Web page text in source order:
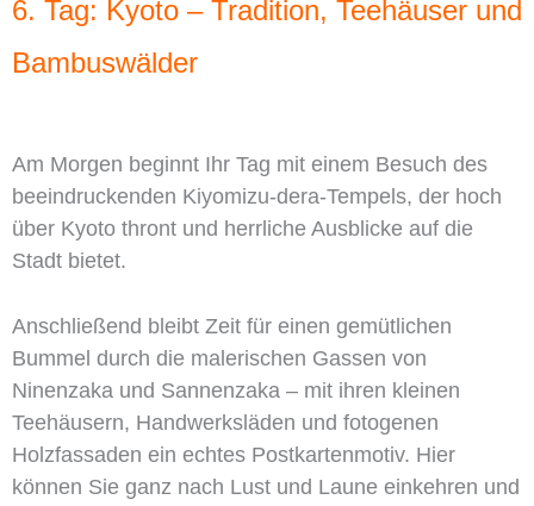
6. Tag: Kyoto – Tradition, Teehäuser und
Bambuswälder
Am Morgen beginnt Ihr Tag mit einem Besuch des
beeindruckenden Kiyomizu-dera-Tempels, der hoch
über Kyoto thront und herrliche Ausblicke auf die
Stadt bietet.
Anschließend bleibt Zeit für einen gemütlichen
Bummel durch die malerischen Gassen von
Ninenzaka und Sannenzaka – mit ihren kleinen
Teehäusern, Handwerksläden und fotogenen
Holzfassaden ein echtes Postkartenmotiv. Hier
können Sie ganz nach Lust und Laune einkehren und